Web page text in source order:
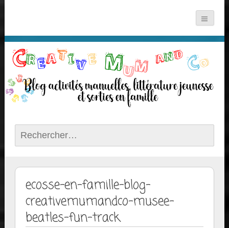
Rechercher :
ecosse-en-famille-blog-
creativemumandco-musee-
beatles-fun-track